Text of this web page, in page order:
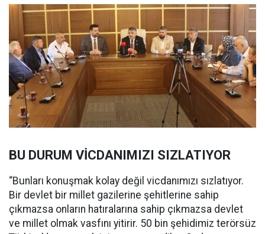
BU DURUM VİCDANIMIZI SIZLATIYOR
“Bunları konuşmak kolay değil vicdanımızı sızlatıyor.
Bir devlet bir millet gazilerine şehitlerine sahip
çıkmazsa onların hatıralarına sahip çıkmazsa devlet
ve millet olmak vasfını yitirir. 50 bin şehidimiz terörsüz